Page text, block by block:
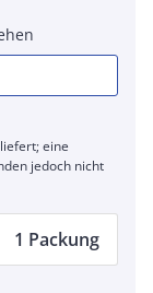
eine
jedoch nicht
1 Packung